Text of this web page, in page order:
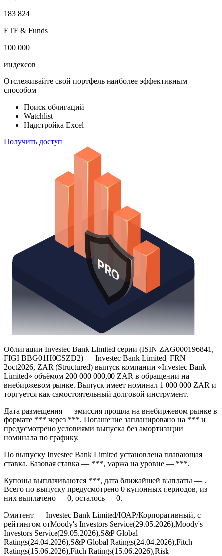
183 824
ETF & Funds
100 000
индексов
Отслеживайте свой портфель наиболее эффективным
способом
Поиск облигаций
Watchlist
Надстройка Excel
Получить доступ
Облигации Investec Bank Limited серии (ISIN ZAG000196841,
FIGI BBG01H0CSZD2) — Investec Bank Limited, FRN
2oct2026, ZAR (Structured) выпуск компании «Investec Bank
Limited» объёмом 200 000 000,00 ZAR в обращении на
внебиржевом рынке. Выпуск имеет номинал 1 000 000 ZAR и
торгуется как самостоятельный долговой инструмент.
Дата размещения — эмиссия прошла на внебиржевом рынке в
формате *** через ***. Погашение запланировано на *** и
предусмотрено условиями выпуска без амортизации
номинала по графику.
По выпуску Investec Bank Limited установлена плавающая
ставка. Базовая ставка — ***, маржа на уровне — ***.
Купоны выплачиваются ***, дата ближайшей выплаты — .
Всего по выпуску предусмотрено 0 купонных периодов, из
них выплачено — 0, осталось — 0.
Эмитент — Investec Bank Limited/ЮАР/Корпоративный, с
рейтингом отMoody's Investors Service(29.05.2026),Moody's
Investors Service(29.05.2026),S&P Global
Ratings(24.04.2026),S&P Global Ratings(24.04.2026),Fitch
Ratings(15.06.2026),Fitch Ratings(15.06.2026),Risk